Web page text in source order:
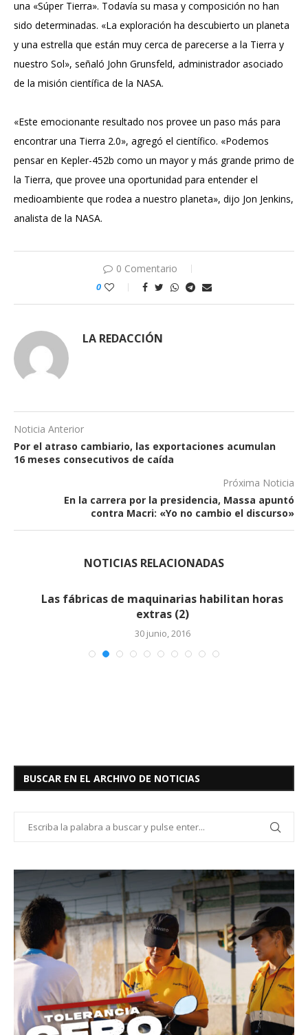
una «Súper Tierra». Todavía su masa y composición no han
sido determinadas. «La exploración ha descubierto un planeta
y una estrella que están muy cerca de parecerse a la Tierra y
nuestro Sol», señaló John Grunsfeld, administrador asociado
de la misión científica de la NASA.
«Este emocionante resultado nos provee un paso más para
encontrar una Tierra 2.0», agregó el científico. «Podemos
pensar en Kepler-452b como un mayor y más grande primo de
la Tierra, que provee una oportunidad para entender el
medioambiente que rodea a nuestro planeta», dijo Jon Jenkins,
analista de la NASA.
0 Comentario
0
LA REDACCIÓN
Noticia Anterior
Por el atraso cambiario, las exportaciones acumulan
16 meses consecutivos de caída
Próxima Noticia
En la carrera por la presidencia, Massa apuntó
contra Macri: «Yo no cambio el discurso»
NOTICIAS RELACIONADAS
Las fábricas de maquinarias habilitan horas
extras (2)
30 junio, 2016
BUSCAR EN EL ARCHIVO DE NOTICIAS